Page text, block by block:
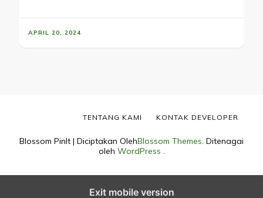
APRIL 20, 2024
Blossom PinIt | Diciptakan OlehBlossom Themes. Ditenagai
oleh WordPress .
TENTANG KAMI KONTAK DEVELOPER
Exit mobile version